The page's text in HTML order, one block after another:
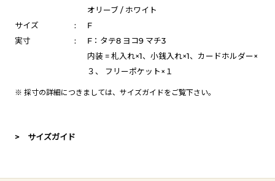
オリーブ / ホワイト
サイズ
:
F
実寸
:
F：タテ8 ヨコ9 マチ3
内装 = 札入れ×1、小銭入れ×1、カードホルダー×
３、 フリーポケット×１
※ 採寸の詳細につきましては、 サイズガイドをご覧下さい。
> サイズガイド